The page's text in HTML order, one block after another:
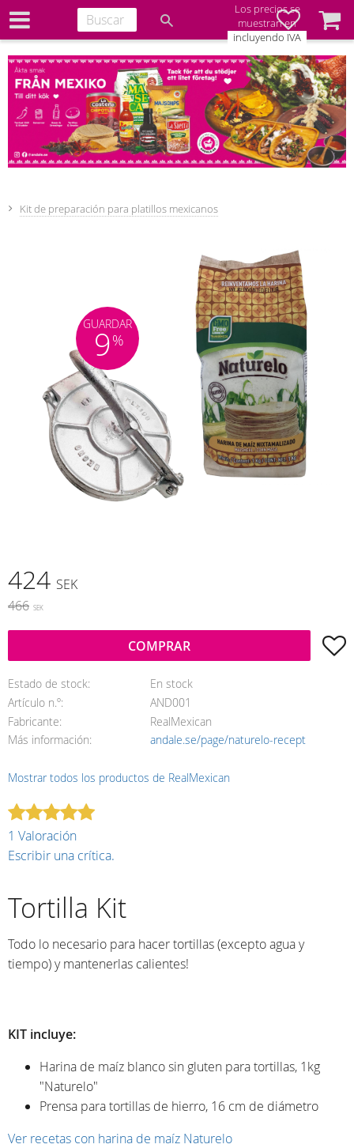
Los precios se
muestran en
incluyendo IVA
Favoritos
Cesta
Kit de preparación para platillos mexicanos
GUARDAR
9%
Precio reducido:
424 SEK
Precio original:
466 SEK
COMPRAR
Estado de stock
En stock
Artículo n.º
AND001
Fabricante
RealMexican
Más información
andale.se/page/naturelo-recept
Mostrar todos los productos de RealMexican
1 Valoración
Escribir una crítica.
Tortilla Kit
Todo lo necesario para hacer tortillas (excepto agua y
tiempo) y mantenerlas calientes!
KIT incluye:
Harina de maíz blanco sin gluten para tortillas, 1kg
"Naturelo"
Prensa para tortillas de hierro, 16 cm de diámetro
Ver recetas con harina de maíz Naturelo